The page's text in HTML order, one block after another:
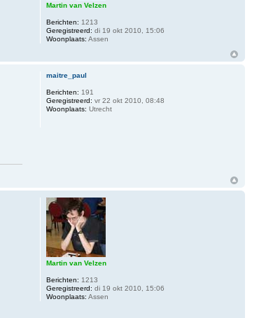
Martin van Velzen
Berichten: 1213
Geregistreerd: di 19 okt 2010, 15:06
Woonplaats: Assen
maitre_paul
Berichten: 191
Geregistreerd: vr 22 okt 2010, 08:48
Woonplaats: Utrecht
Martin van Velzen
Berichten: 1213
Geregistreerd: di 19 okt 2010, 15:06
Woonplaats: Assen